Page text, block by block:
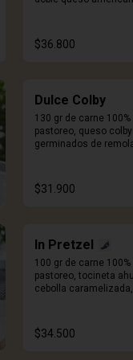
$36.800
Dulce Colby
130 gr de carne
pastoreo, queso
germinados de
de papas.
$31.900
In Pretzel
100 gr de carne
pastoreo, tocineta
cebolla
$34.500